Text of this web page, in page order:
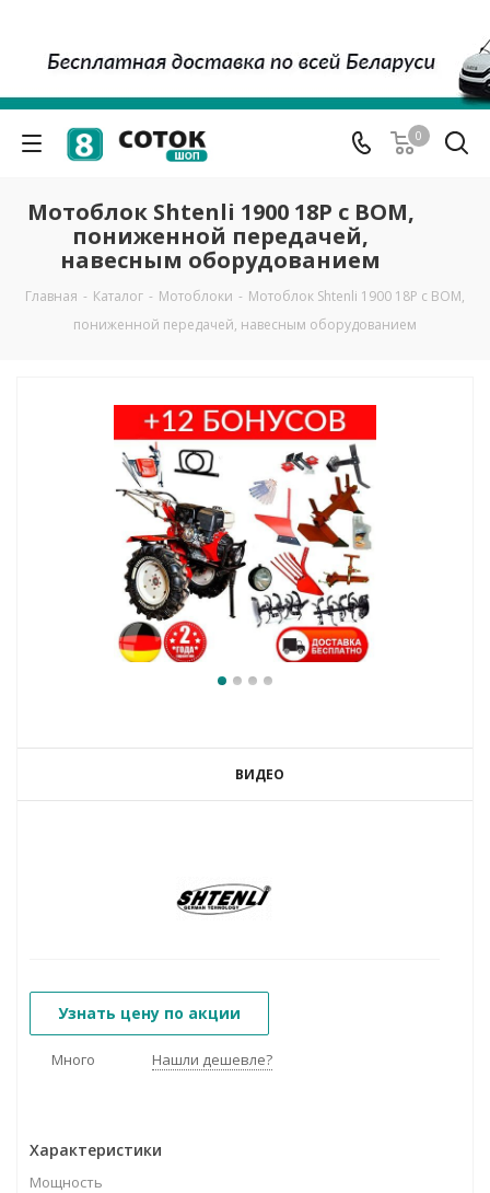
0
Мотоблок Shtenli 1900 18P с ВОМ,
пониженной передачей,
навесным оборудованием
Главная - Каталог - Мотоблоки - Мотоблок Shtenli 1900 18P с ВОМ,
пониженной передачей, навесным оборудованием
ВИДЕО
Узнать цену по акции
Много Нашли дешевле?
Характеристики
Мощность